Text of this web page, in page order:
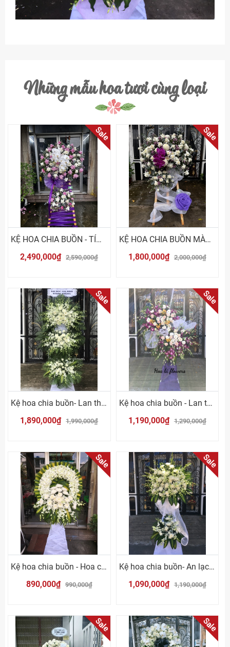
Những mẫu hoa tươi cùng loại
Sale
KỆ HOA CHIA BUỒN - TÍM TRẮNG
2,490,000₫ 2,590,000₫
Sale
KỆ HOA CHIA BUỒN MÀU TRẮNG TÍM
1,800,000₫ 2,000,000₫
Sale
Kệ hoa chia buồn- Lan thái trắng
1,890,000₫ 1,990,000₫
Sale
Kệ hoa chia buồn - Lan thái tím
1,190,000₫ 1,290,000₫
Sale
Kệ hoa chia buồn - Hoa cúc trắng
890,000₫ 990,000₫
Sale
Kệ hoa chia buồn- An lạc Vĩnh Hằng
1,090,000₫ 1,190,000₫
Sale Sale